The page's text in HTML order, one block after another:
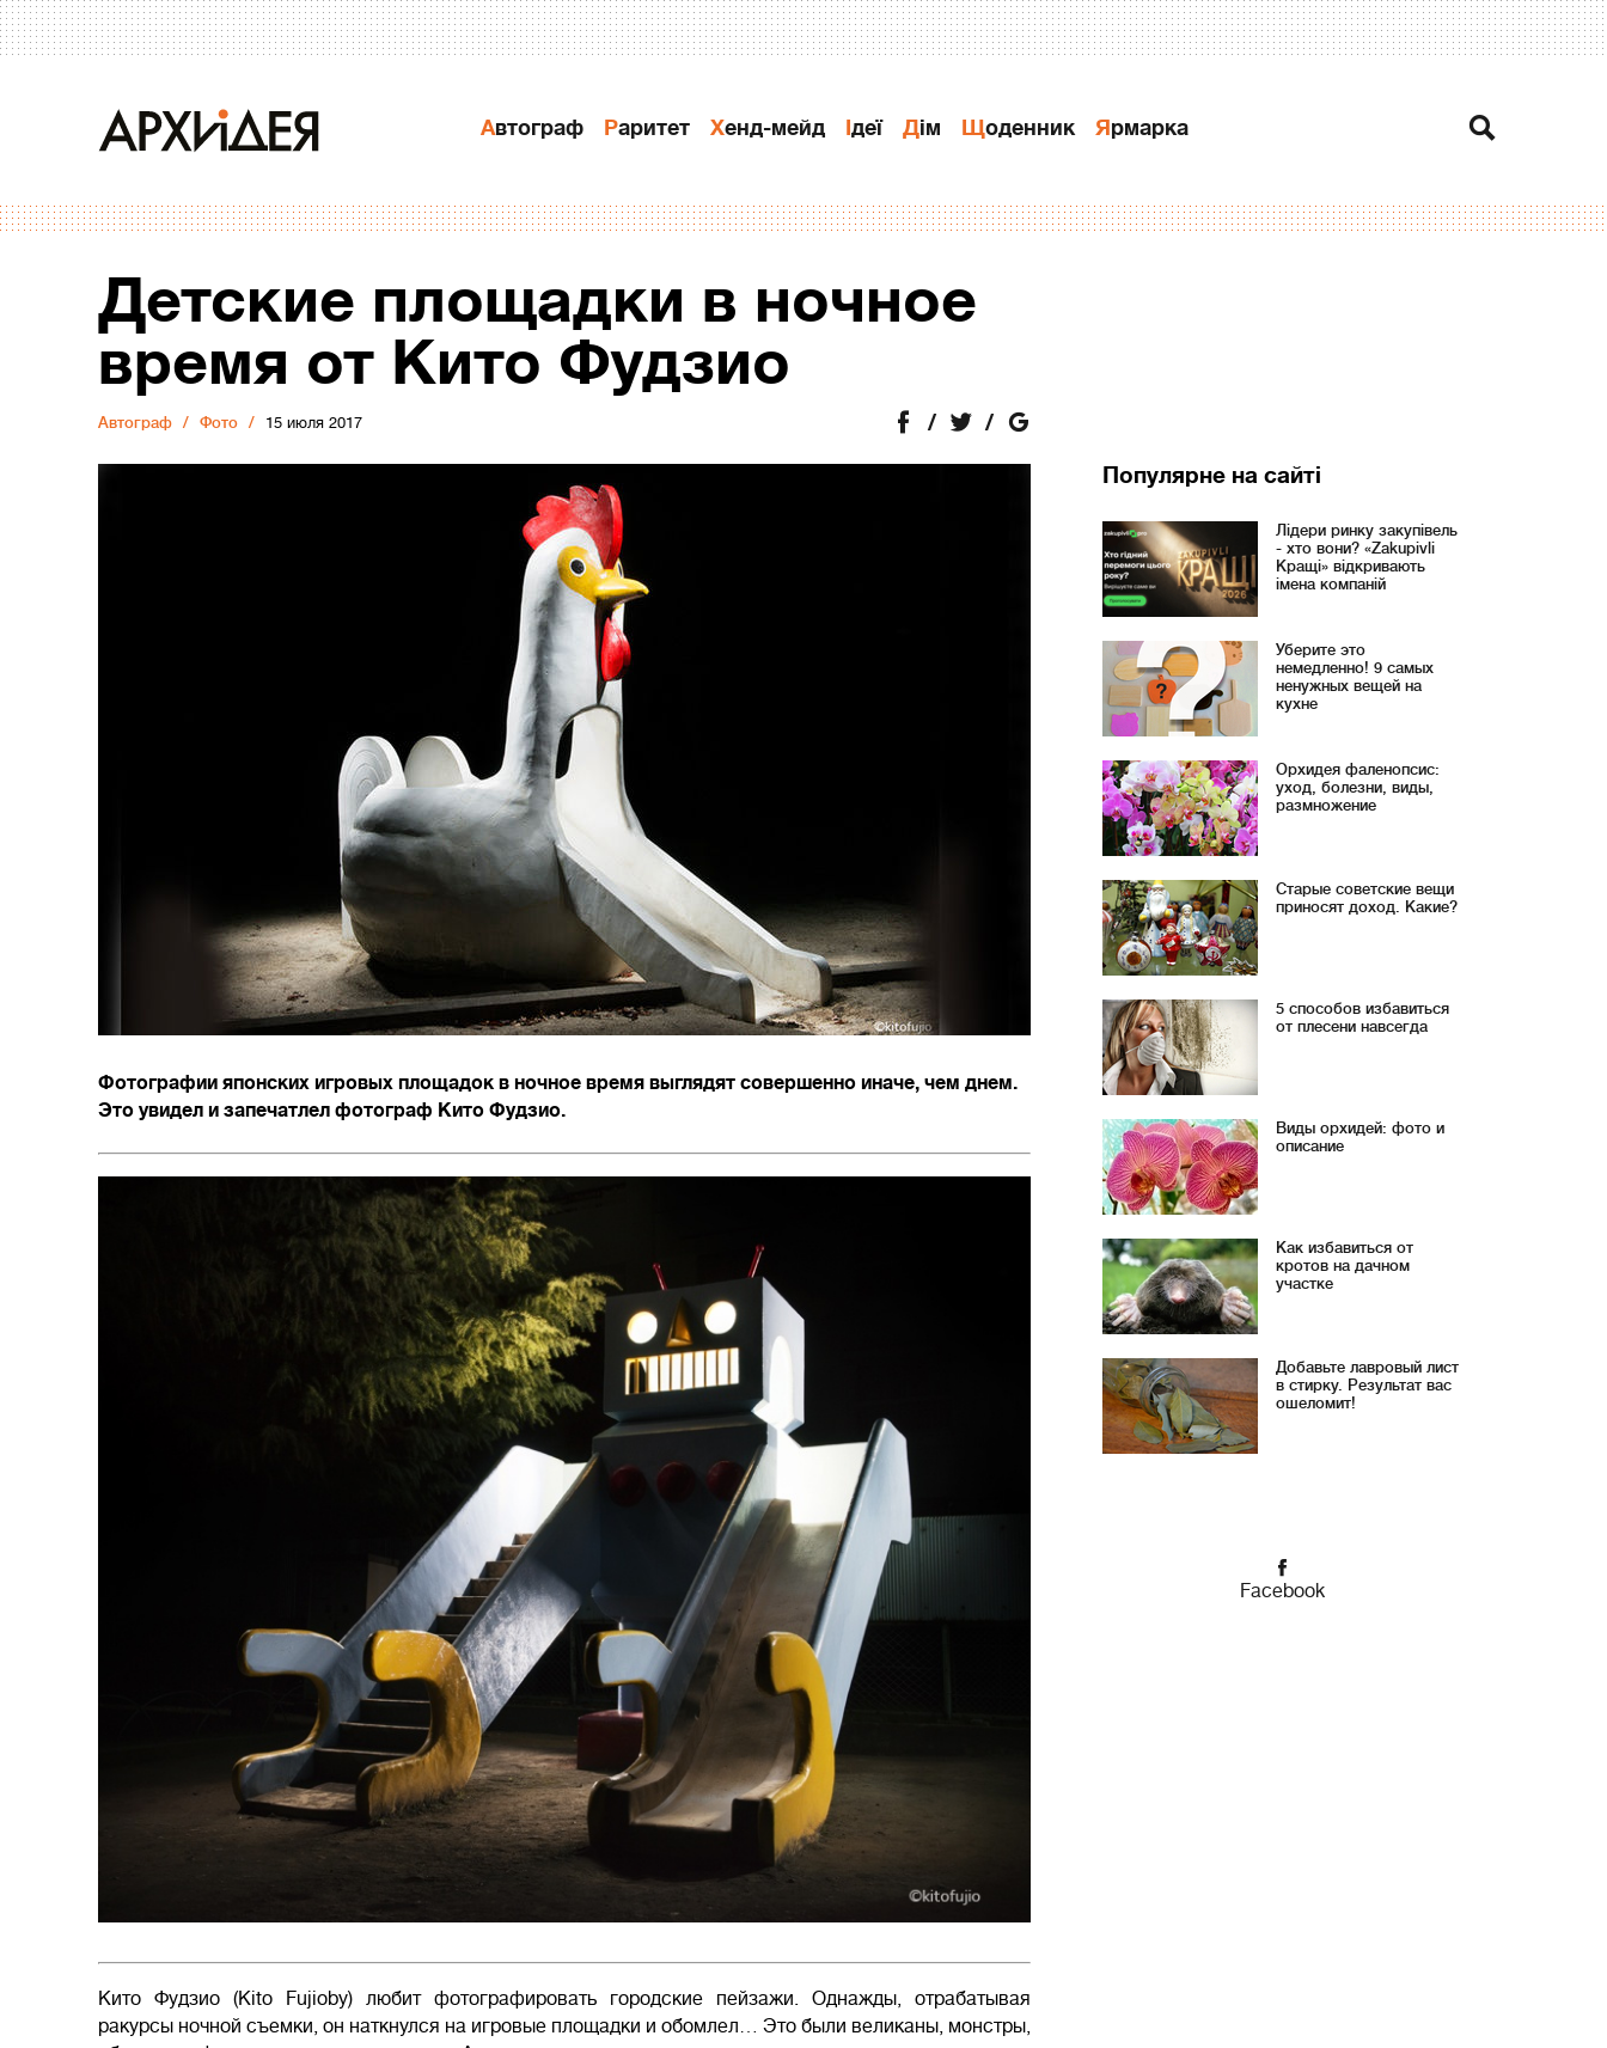
Автограф Раритет Хенд-мейд Ідеї Дiм Щоденник Ярмарка
Детские площадки в ночное
время от Кито Фудзио
Автограф Фото 15 июля 2017
Фотографии японских игровых площадок в ночное время выглядят совершенно иначе, чем днем.
Это увидел и запечатлел фотограф Кито Фудзио.
Кито Фудзио (Kito Fujioby) любит фотографировать городские пейзажи. Однажды, отрабатывая
ракурсы ночной съемки, он наткнулся на игровые площадки и обомлел… Это были великаны, монстры,
Популярне на сайті
Лідери ринку закупівель
- хто вони? «Zakupivli
Кращі» відкривають
імена компаній
Уберите это
немедленно! 9 самых
ненужных вещей на
кухне
Орхидея фаленопсис:
уход, болезни, виды,
размножение
Старые советские вещи
приносят доход. Какие?
5 способов избавиться
от плесени навсегда
Виды орхидей: фото и
описание
Как избавиться от
кротов на дачном
участке
Добавьте лавровый лист
в стирку. Результат вас
ошеломит!
Facebook